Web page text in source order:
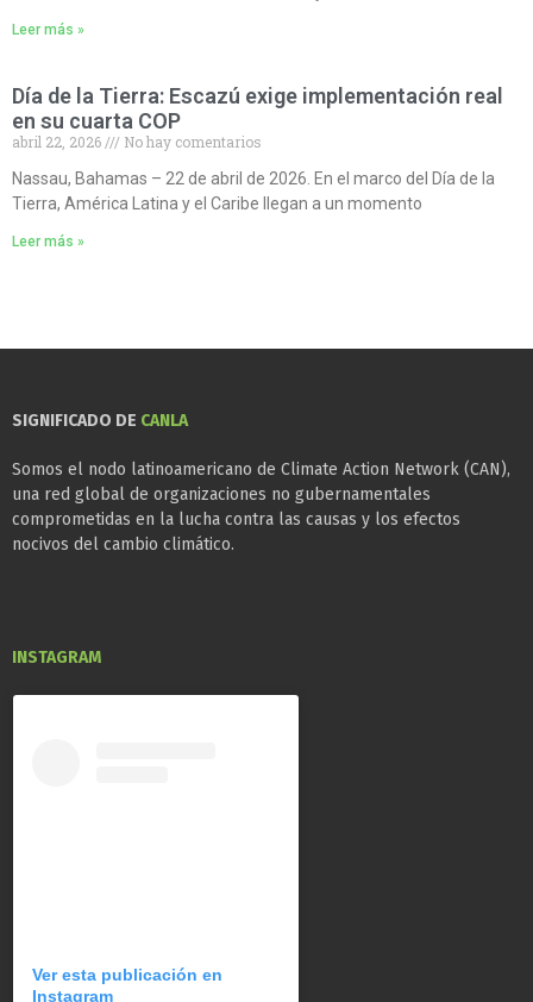
Leer más »
Día de la Tierra: Escazú exige implementación real
en su cuarta COP
abril 22, 2026
No hay comentarios
Nassau, Bahamas – 22 de abril de 2026. En el marco del Día de la
Tierra, América Latina y el Caribe llegan a un momento
Leer más »
SIGNIFICADO DE CANLA
Somos el nodo latinoamericano de Climate Action Network (CAN),
una red global de organizaciones no gubernamentales
comprometidas en la lucha contra las causas y los efectos
nocivos del cambio climático.
INSTAGRAM
Ver esta publicación en
Instagram